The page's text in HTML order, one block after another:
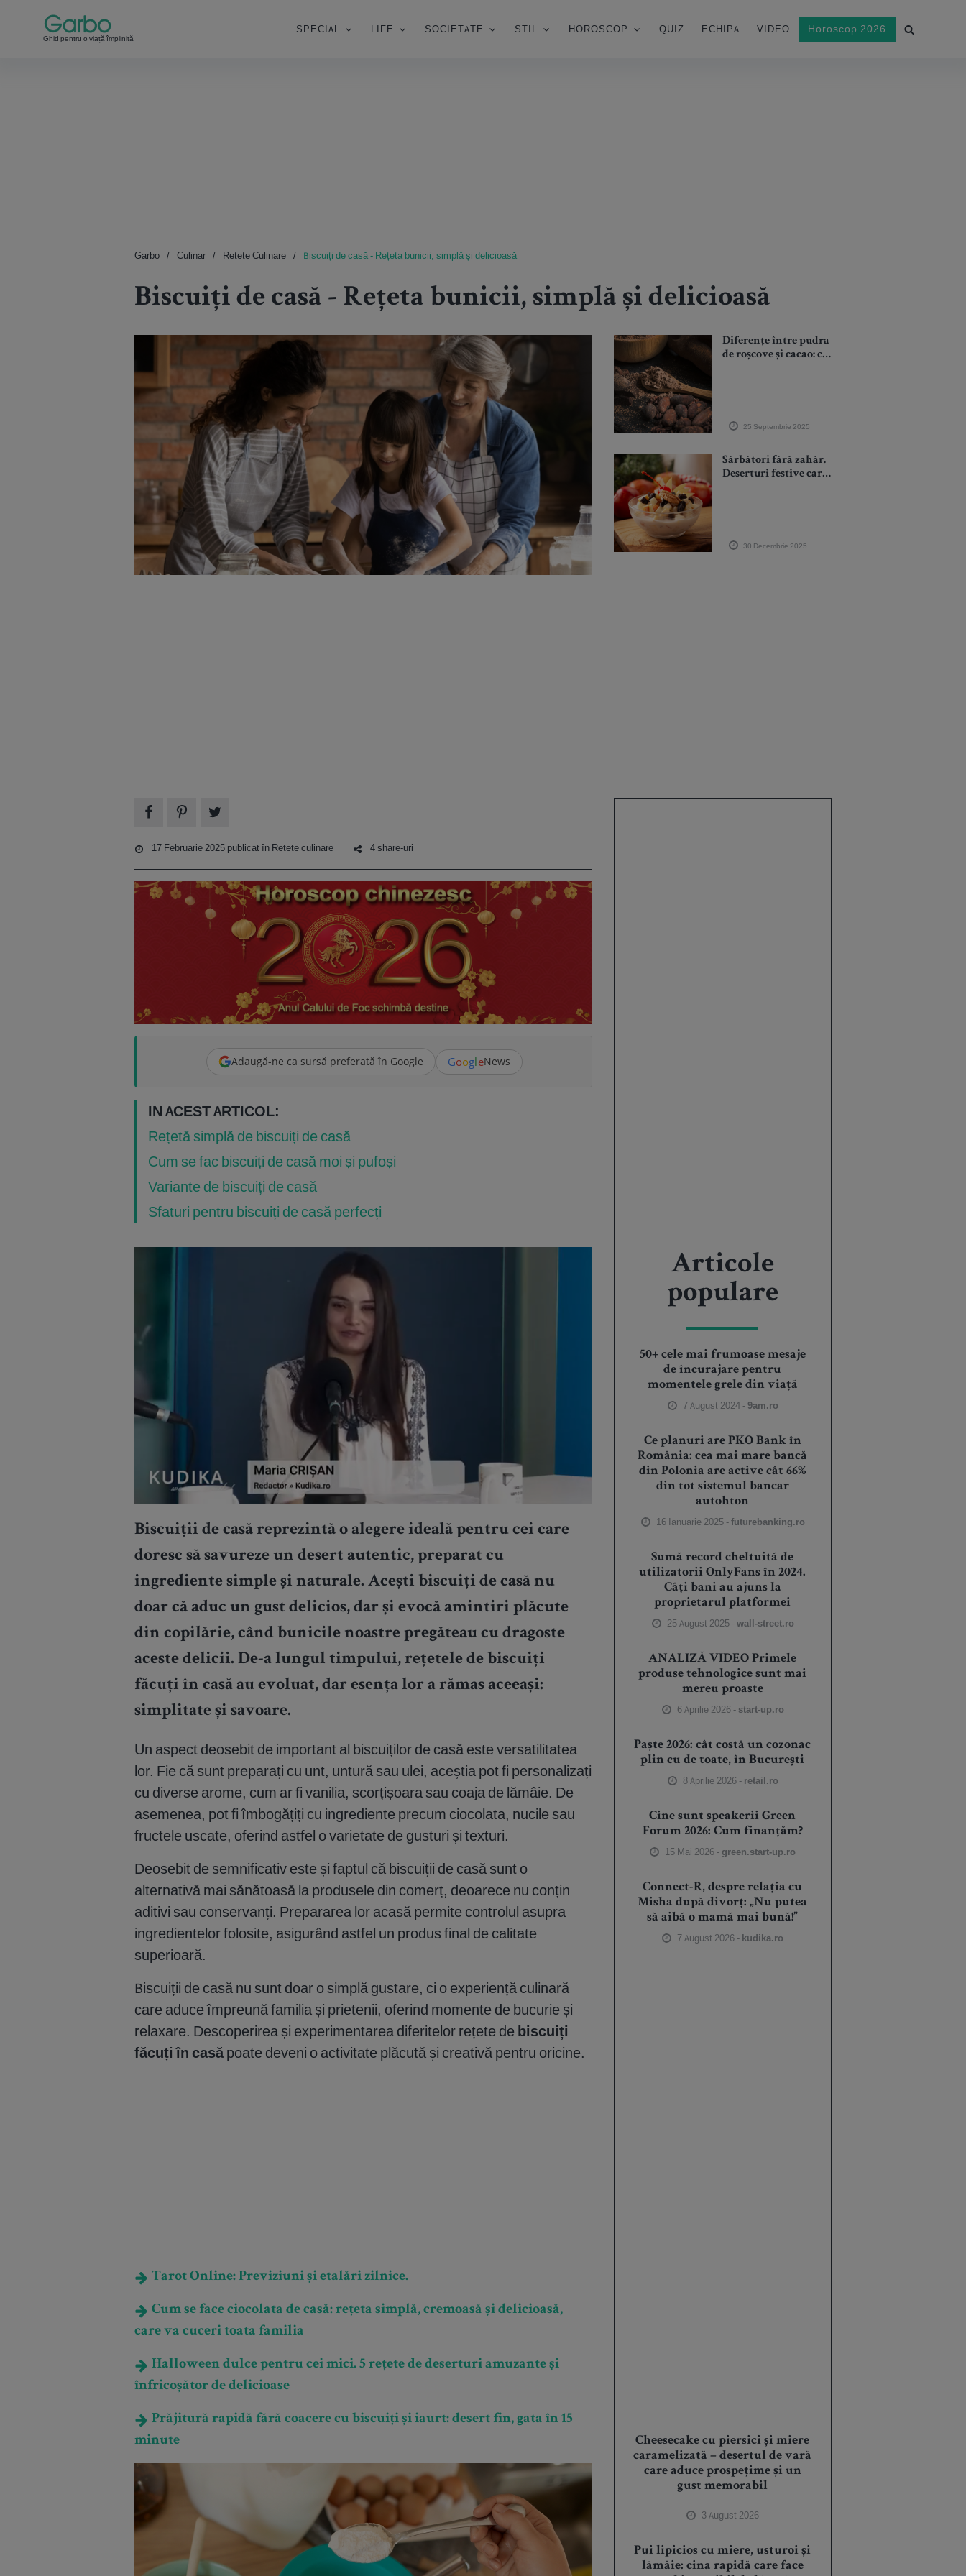
Ghid pentru o viață împlinită
SPECIAL LIFE SOCIETATE STIL HOROSCOP QUIZ ECHIPA VIDEO Horoscop 2026
Garbo Culinar Retete Culinare Biscuiți de casă - Rețeta bunicii, simplă și delicioasă
Biscuiți de casă - Rețeta bunicii, simplă și delicioasă
Diferențe între pudra
de roșcove și cacao: ce
25 Septembrie 2025
Sărbători fără zahăr.
Deserturi festive care
30 Decembrie 2025
17 Februarie 2025 publicat în Retete culinare 4 share-uri
Adaugă-ne ca sursă preferată în Google GoogleNews
IN ACEST ARTICOL:
Rețetă simplă de biscuiți de casă
Cum se fac biscuiți de casă moi și pufoși
Variante de biscuiți de casă
Sfaturi pentru biscuiți de casă perfecți
Biscuiții de casă reprezintă o alegere ideală pentru cei care
doresc să savureze un desert autentic, preparat cu
ingrediente simple și naturale. Acești biscuiți de casă nu
doar că aduc un gust delicios, dar și evocă amintiri plăcute
din copilărie, când bunicile noastre pregăteau cu dragoste
aceste delicii. De-a lungul timpului, rețetele de biscuiți
făcuți în casă au evoluat, dar esența lor a rămas aceeași:
simplitate și savoare.
Un aspect deosebit de important al biscuiților de casă este versatilitatea
lor. Fie că sunt preparați cu unt, untură sau ulei, aceștia pot fi personalizați
cu diverse arome, cum ar fi vanilia, scorțișoara sau coaja de lămâie. De
asemenea, pot fi îmbogățiți cu ingrediente precum ciocolata, nucile sau
fructele uscate, oferind astfel o varietate de gusturi și texturi.
Deosebit de semnificativ este și faptul că biscuiții de casă sunt o
alternativă mai sănătoasă la produsele din comerț, deoarece nu conțin
aditivi sau conservanți. Prepararea lor acasă permite controlul asupra
ingredientelor folosite, asigurând astfel un produs final de calitate
superioară.
Biscuiții de casă nu sunt doar o simplă gustare, ci o experiență culinară
care aduce împreună familia și prietenii, oferind momente de bucurie și
relaxare. Descoperirea și experimentarea diferitelor rețete de biscuiți
făcuți în casă poate deveni o activitate plăcută și creativă pentru oricine.
Tarot Online: Previziuni și etalări zilnice.
Cum se face ciocolata de casă: rețeta simplă, cremoasă și delicioasă,
care va cuceri toata familia
Halloween dulce pentru cei mici. 5 rețete de deserturi amuzante și
înfricoșător de delicioase
Prăjitură rapidă fără coacere cu biscuiți și iaurt: desert fin, gata în 15
minute
Articole
populare
50+ cele mai frumoase mesaje
de încurajare pentru
momentele grele din viață
7 August 2024 -9am.ro
Ce planuri are PKO Bank în
România: cea mai mare bancă
din Polonia are active cât 66%
din tot sistemul bancar
autohton
16 Ianuarie 2025 -futurebanking.ro
Sumă record cheltuită de
utilizatorii OnlyFans în 2024.
Câți bani au ajuns la
proprietarul platformei
25 August 2025 -wall-street.ro
ANALIZĂ VIDEO Primele
produse tehnologice sunt mai
mereu proaste
6 Aprilie 2026 - start-up.ro
Paște 2026: cât costă un cozonac
plin cu de toate, în București
8 Aprilie 2026 - retail.ro
Cine sunt speakerii Green
Forum 2026: Cum finanțăm?
15 Mai 2026 - green.start-up.ro
Connect-R, despre relația cu
Misha după divorț: „Nu putea
să aibă o mamă mai bună!”
7 August 2026 - kudika.ro
Cheesecake cu piersici și miere
caramelizată – desertul de vară
care aduce prospețime și un
gust memorabil
3 August 2026
Pui lipicios cu miere, usturoi și
lămâie: cina rapidă care face